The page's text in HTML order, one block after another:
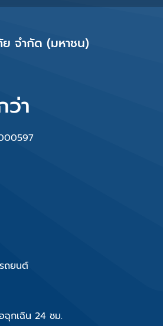
ย จำกัด (มหาชน)
า
ถยนต์
ฉุกเฉิน 24 ชม.